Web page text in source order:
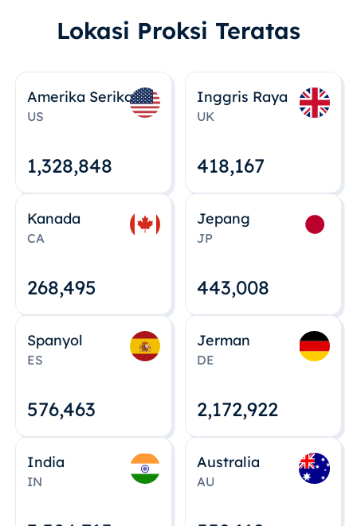
Lokasi Proksi Teratas
Amerika Serikat
US
1,328,848
Inggris Raya
UK
418,167
Kanada
CA
268,495
Jepang
JP
443,008
Spanyol
ES
576,463
Jerman
DE
2,172,922
India
IN
Australia
AU